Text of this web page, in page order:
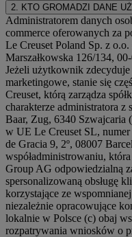
2. KTO GROMADZI DANE
Administratorem danych
commerce oferowanych za
Le Creuset Poland Sp. z
Marszałkowska 126/134,
Jeżeli użytkownik zdecyduje
marketingowe, stanie się
Creuset, którą zarządza
charakterze administratora z
Baar, Zug, 6340 Szwajcaria
w UE Le Creuset SL,
de Gracia 9, 2º, 08007
współadministrowaniu,
Group AG odpowiedzialną
spersonalizowaną obsługę
korzystające ze
niezależnie opracowujące
lokalnie w Polsce (c) obaj
rozpatrywania wniosków o